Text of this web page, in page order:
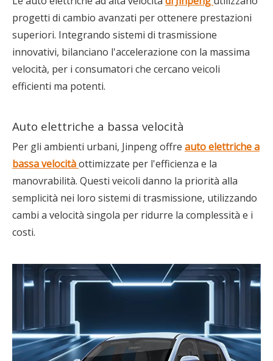
progetti di cambio avanzati per ottenere prestazioni
superiori. Integrando sistemi di trasmissione
innovativi, bilanciano l'accelerazione con la massima
velocità, per i consumatori che cercano veicoli
efficienti ma potenti.
Auto elettriche a bassa velocità
Per gli ambienti urbani, Jinpeng offre auto elettriche a
bassa velocitàottimizzate per l'efficienza e la
manovrabilità. Questi veicoli danno la priorità alla
semplicità nei loro sistemi di trasmissione, utilizzando
cambi a velocità singola per ridurre la complessità e i
costi.